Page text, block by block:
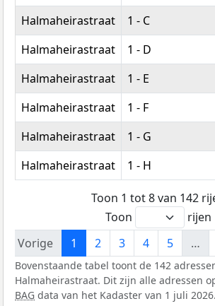
Halmaheirastraat
1 - C
Halmaheirastraat
1 - D
Halmaheirastraat
1 - E
Halmaheirastraat
1 - F
Halmaheirastraat
1 - G
Halmaheirastraat
1 - H
Toon 1 tot 8 van 142
Toon
rijen
Vorige
1 2 3 4 5 …
Bovenstaande tabel toont de 142
Halmaheirastraat. Dit zijn alle adressen
BAG data van het Kadaster van 1 juli 2026.